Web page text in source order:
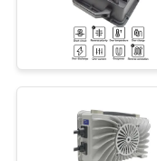
PRIVACY
POLICY